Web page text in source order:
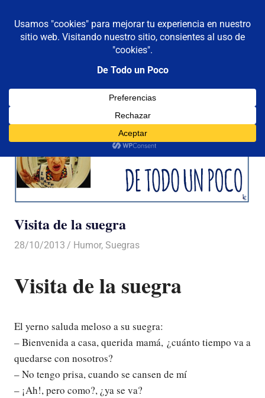
contenido
De todo un poco
Reflexiones,
Viajes
MENÚ
Visita de la suegra
28/10/2013 Luis Castellanos
Humor,Suegras
Visita de la suegra
El yerno saluda meloso a su suegra:
– Bienvenida a casa, querida mamá, ¿cuánto tiempo va a
quedarse con nosotros?
– No tengo prisa, cuando se cansen de mí
– ¡Ah!, pero como?, ¿ya se va?